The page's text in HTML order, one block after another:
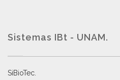
Sistemas IBt - UNAM.
SiBioTec